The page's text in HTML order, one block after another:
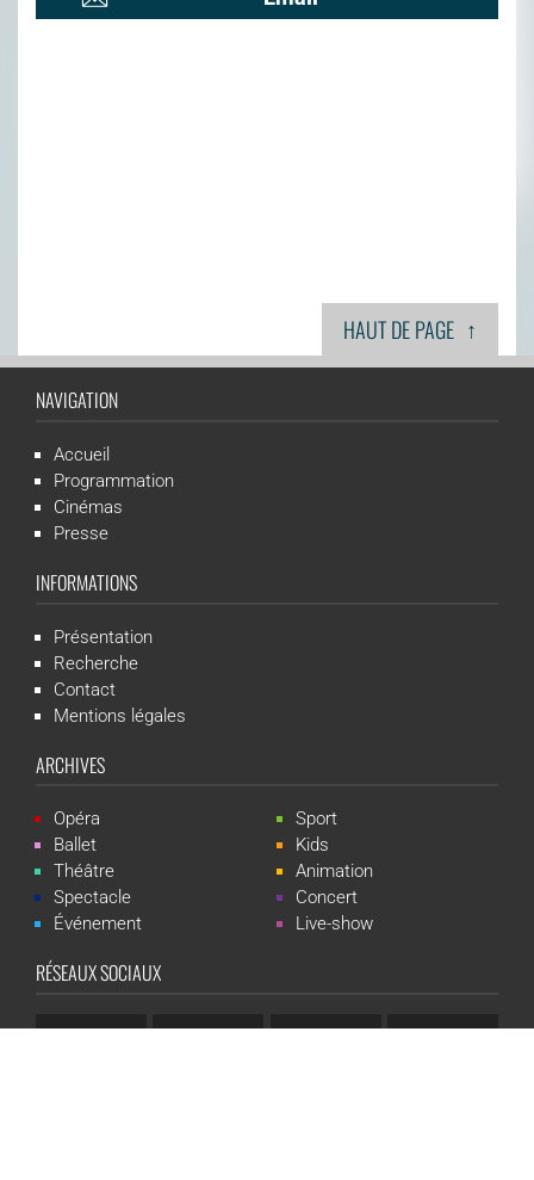
HAUT DE PAGE ↑
NAVIGATION
Accueil
Programmation
Cinémas
Presse
INFORMATIONS
Présentation
Recherche
Contact
Mentions légales
ARCHIVES
Opéra
Ballet
Théâtre
Spectacle
Événement
Sport
Kids
Animation
Concert
Live-show
RÉSEAUX SOCIAUX